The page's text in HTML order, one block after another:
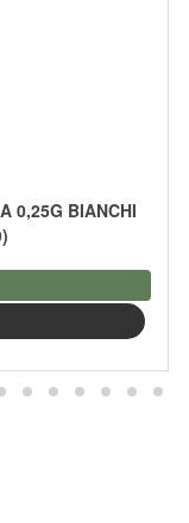
0,25G BIANCHI